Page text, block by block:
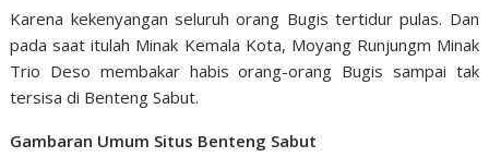
Karena kekenyangan seluruh orang Bugis tertidur pulas. Dan
pada saat itulah Minak Kemala Kota, Moyang Runjungm Minak
Trio Deso membakar habis orang-orang Bugis sampai tak
tersisa di Benteng Sabut.
Gambaran Umum Situs Benteng Sabut